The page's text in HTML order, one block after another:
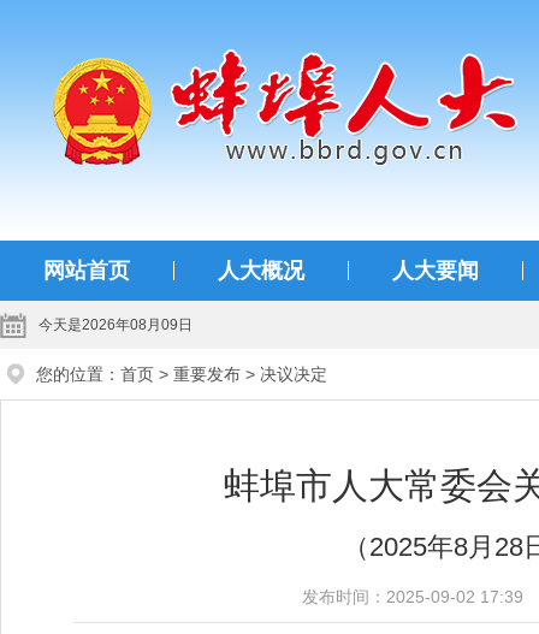
网站首页 人大概况 人大要闻
今天是2026年08月09日
您的位置： 首页 > 重要发布 > 决议决定
蚌埠市人大常委会
（2025年8月
发布时间：2025-09-02